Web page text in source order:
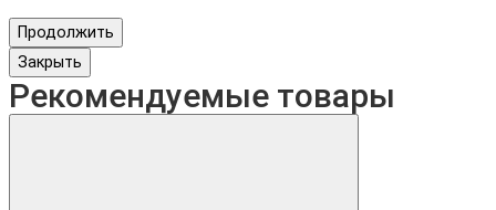
Продолжить
Закрыть
Рекомендуемые товары